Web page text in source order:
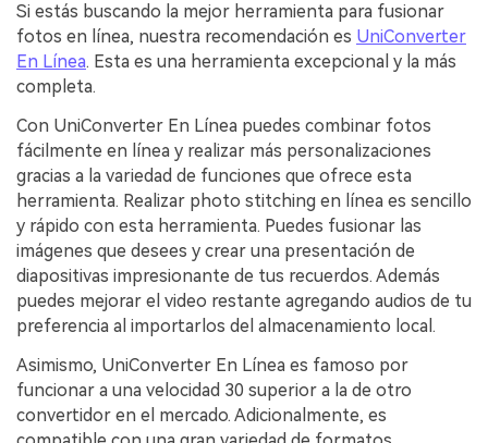
Si estás buscando la mejor herramienta para fusionar
fotos en línea, nuestra recomendación es UniConverter
En Línea. Esta es una herramienta excepcional y la más
completa.
Con UniConverter En Línea puedes combinar fotos
fácilmente en línea y realizar más personalizaciones
gracias a la variedad de funciones que ofrece esta
herramienta. Realizar photo stitching en línea es sencillo
y rápido con esta herramienta. Puedes fusionar las
imágenes que desees y crear una presentación de
diapositivas impresionante de tus recuerdos. Además
puedes mejorar el video restante agregando audios de tu
preferencia al importarlos del almacenamiento local.
Asimismo, UniConverter En Línea es famoso por
funcionar a una velocidad 30 superior a la de otro
convertidor en el mercado. Adicionalmente, es